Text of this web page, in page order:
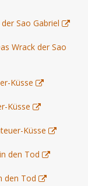
Sao Gabriel
Wrack der Sao
Küsse
Küsse
Küsse
den Tod
den Tod